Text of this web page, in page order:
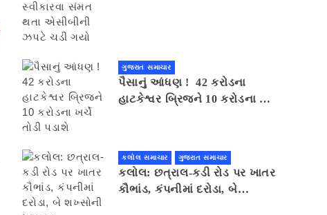
ગુજરાત સમાચાર
પૈસાનું આંધણ ! 42 કરોડના
હાટકેશ્વર બ્રિજને 10 કરોડના ખર્ચે
કલોલ સમાચાર ગુજરાત સમાચાર
કલોલ: છત્રાલ-કડી રોડ પર ખાતર
કૌભાંડ, કંપનીમાં દરોડા, બે